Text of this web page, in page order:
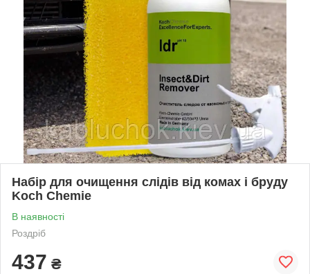
Набір для очищення слідів від комах і бруду
Koch Chemie
В наявності
Роздріб
437 ₴